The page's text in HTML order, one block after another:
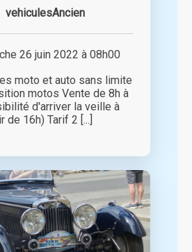
vehiculesAncien
26 juin 2022 à 08h00
moto et auto sans limite
motos Vente de 8h à
d'arriver la veille à
de 16h) Tarif 2 [...]